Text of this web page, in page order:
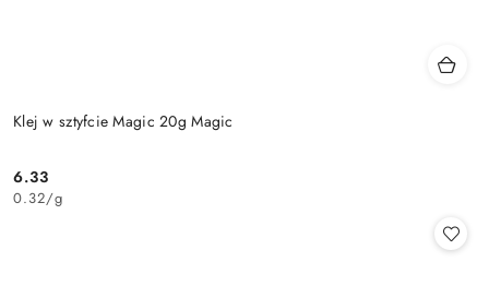
Klej w sztyfcie Magic 20g Magic
Cena:
6.33
0.32/g